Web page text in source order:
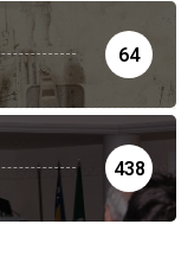
64
438